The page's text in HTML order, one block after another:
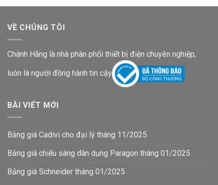
VỀ CHÚNG TÔI
Chánh Hãng là nhà phân phối thiết bị điện chuyên nghiệp,
luôn là người đồng hành tin cậy
BÀI VIẾT MỚI
Bảng giá Cadivi cho đại lý tháng 11/2025
Bảng giá chiếu sáng dân dụng Paragon tháng 01/2025
Bảng giá Schneider tháng 01/2025